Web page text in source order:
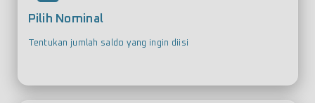
Pilih Nominal
Tentukan jumlah saldo yang ingin diisi